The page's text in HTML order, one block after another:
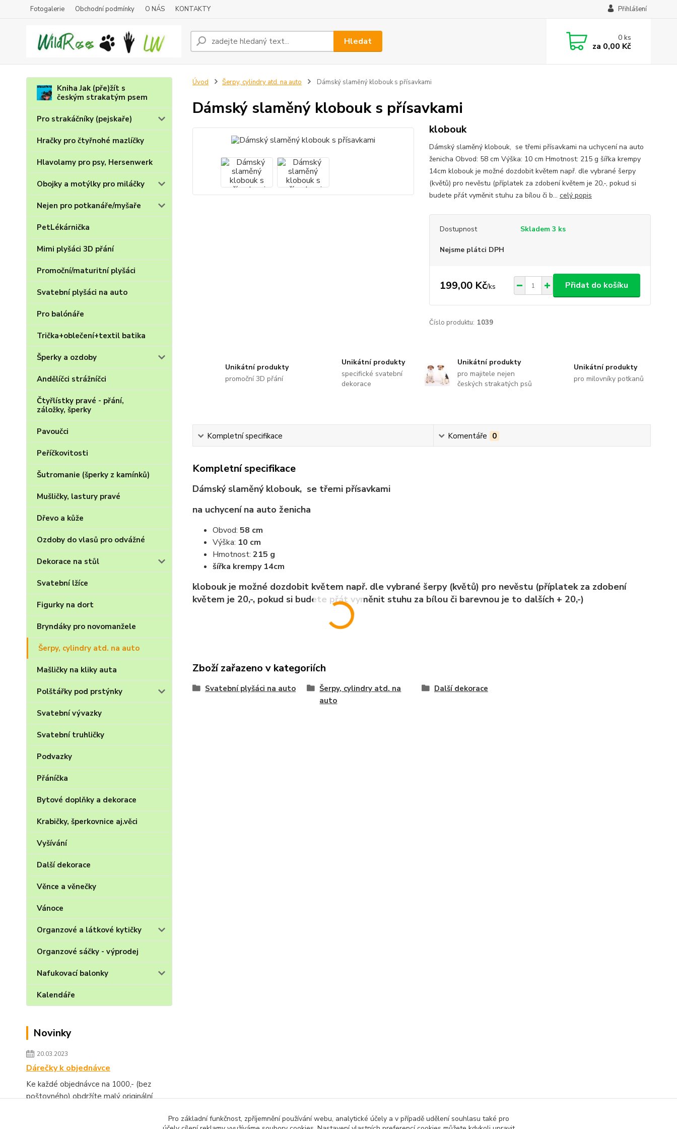
Fotogalerie Obchodní podmínky O NÁS KONTAKTY Přihlášení
Hledat 0ks
za 0,00 Kč
Kniha Jak (pře)žít s
českým strakatým psem
Pro strakáčníky (pejskaře)
Hračky pro čtyřnohé mazlíčky
Hlavolamy pro psy, Hersenwerk
Obojky a motýlky pro miláčky
Nejen pro potkanáře/myšaře
PetLékárnička
Mimi plyšáci 3D přání
Promoční/maturitní plyšáci
Svatební plyšáci na auto
Pro balónáře
Trička+oblečení+textil batika
Šperky a ozdoby
Andělíčci strážníčci
Čtyřlístky pravé - přání,
záložky, šperky
Pavoučci
Peříčkovitosti
Šutromanie (šperky z kamínků)
Mušličky, lastury pravé
Dřevo a kůže
Ozdoby do vlasů pro odvážné
Dekorace na stůl
Svatební lžíce
Figurky na dort
Bryndáky pro novomanžele
Šerpy, cylindry atd. na auto
Mašličky na kliky auta
Polštářky pod prstýnky
Svatební vývazky
Svatební truhličky
Podvazky
Přáníčka
Bytové doplňky a dekorace
Krabičky, šperkovnice aj.věci
Vyšívání
Další dekorace
Věnce a věnečky
Vánoce
Organzové a látkové kytičky
Organzové sáčky - výprodej
Nafukovací balonky
Kalendáře
Novinky
20.03.2023
Dárečky k objednávce
Ke každé objednávce na 1000,- (bez
poštovného) obdržíte malý originální
Úvod Šerpy, cylindry atd. na auto Dámský slaměný klobouk s přísavkami
Dámský slaměný klobouk s přísavkami
klobouk
Dámský slaměný klobouk, se třemi přísavkami na uchycení na auto
ženicha Obvod: 58 cm Výška: 10 cm Hmotnost: 215 g šířka krempy
14cm klobouk je možné dozdobit květem např. dle vybrané šerpy
(květů) pro nevěstu (příplatek za zdobení květem je 20,-, pokud si
budete přát vyměnit stuhu za bílou či b... celý popis
Dostupnost Skladem 3 ks
Nejsme plátci DPH
199,00 Kč/ks Přidat do košíku
Číslo produktu: 1039
Unikátní produkty
promoční 3D přání
Unikátní produkty
specifické svatební
dekorace
Unikátní produkty
pro majitele nejen
českých strakatých psů
Unikátní produkty
pro milovníky potkanů
Kompletní specifikace Komentáře 0
Kompletní specifikace
Dámský slaměný klobouk, se třemi přísavkami
na uchycení na auto ženicha
Obvod: 58 cm
Výška: 10 cm
Hmotnost: 215 g
šířka krempy 14cm
klobouk je možné dozdobit květem např. dle vybrané šerpy (květů) pro nevěstu (příplatek za zdobení
květem je 20,-, pokud si budete přát vyměnit stuhu za bílou či barevnou je to dalších + 20,-)
Zboží zařazeno v kategoriích
Svatební plyšáci na auto
Šerpy, cylindry atd. na
auto
Další dekorace
Pro základní funkčnost, zpříjemnění používání webu, analytické účely a v případě udělení souhlasu také pro